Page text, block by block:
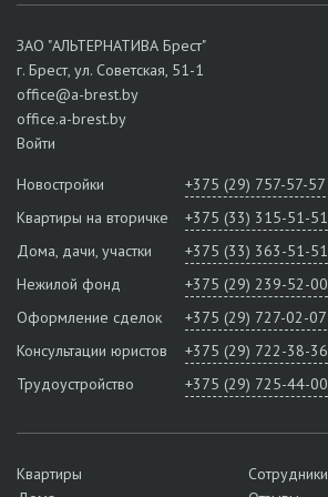
ЗАО "АЛЬТЕРНАТИВА Брест"
г. Брест, ул. Советская, 51-1
office@a-brest.by
office.a-brest.by
Войти
Новостройки
+375 (29) 757-57-57
Квартиры на вторичке
+375 (33) 315-51-51
Дома, дачи, участки
+375 (33) 363-51-51
Нежилой фонд
+375 (29) 239-52-00
Оформление сделок
+375 (29) 727-02-07
Консультации юристов
+375 (29) 722-38-36
Трудоустройство
+375 (29) 725-44-00
Квартиры
Сотрудники